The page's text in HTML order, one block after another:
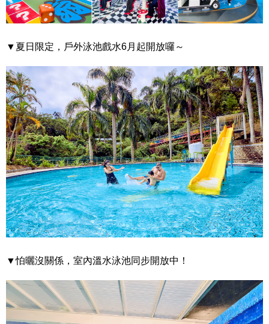
▼夏日限定，戶外泳池戲水6月起開放囉～
▼怕曬沒關係，室內溫水泳池同步開放中！